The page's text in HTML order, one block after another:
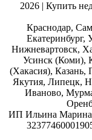
2026 | Купить
Краснодар,
Екатеринбург,
Нижневартовск,
Усинск (Коми),
(Хакасия), Казань,
Якутия, Липецк,
Иваново,
ИП Ильина